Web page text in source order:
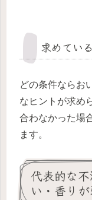
求めてい
どの条件ならお
なヒントが求め
合わなかった場
ます。
代表的な
い・香り